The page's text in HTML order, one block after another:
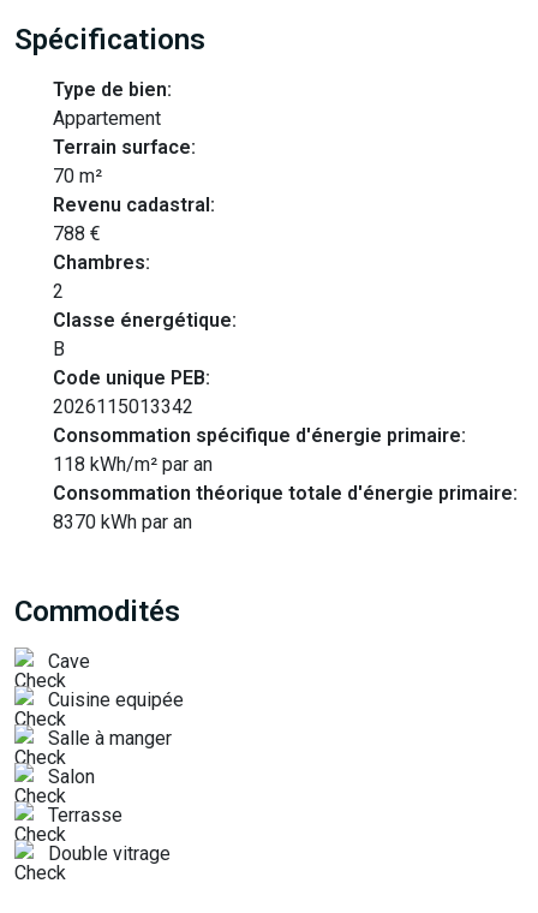
Spécifications
Type de bien:
Appartement
Terrain surface:
70 m²
Revenu cadastral:
788 €
Chambres:
2
Classe énergétique:
B
Code unique PEB:
2026115013342
Consommation spécifique d'énergie primaire:
118 kWh/m² par an
Consommation théorique totale d'énergie primaire:
8370 kWh par an
Commodités
Cave
Cuisine equipée
Salle à manger
Salon
Terrasse
Double vitrage